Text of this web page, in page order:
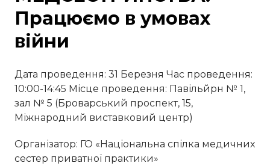
Працюємо в умовах
війни
Дата проведення: 31 Березня Час проведення:
10:00-14:45 Місце проведення: Павільйрн № 1,
зал № 5 (Броварський проспект, 15,
Міжнародний виставковий центр)
Організатор: ГО «Національна спілка медичних
сестер приватної практики»